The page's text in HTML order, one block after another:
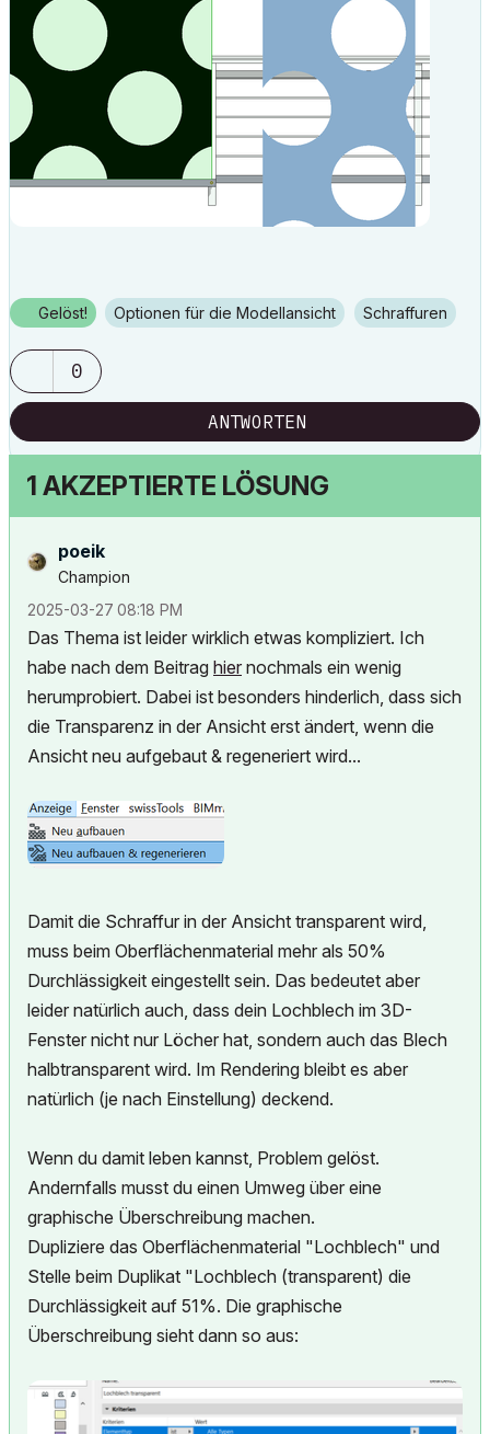
Gelöst! Optionen für die Modellansicht Schraffuren
0
ANTWORTEN
1 AKZEPTIERTE LÖSUNG
poeik
Champion
‎2025-03-27 08:18 PM
Das Thema ist leider wirklich etwas kompliziert. Ich
habe nach dem Beitrag hier nochmals ein wenig
herumprobiert. Dabei ist besonders hinderlich, dass sich
die Transparenz in der Ansicht erst ändert, wenn die
Ansicht neu aufgebaut & regeneriert wird...
Damit die Schraffur in der Ansicht transparent wird,
muss beim Oberflächenmaterial mehr als 50%
Durchlässigkeit eingestellt sein. Das bedeutet aber
leider natürlich auch, dass dein Lochblech im 3D-
Fenster nicht nur Löcher hat, sondern auch das Blech
halbtransparent wird. Im Rendering bleibt es aber
natürlich (je nach Einstellung) deckend.
Wenn du damit leben kannst, Problem gelöst.
Andernfalls musst du einen Umweg über eine
graphische Überschreibung machen.
Dupliziere das Oberflächenmaterial "Lochblech" und
Stelle beim Duplikat "Lochblech (transparent) die
Durchlässigkeit auf 51%. Die graphische
Überschreibung sieht dann so aus: